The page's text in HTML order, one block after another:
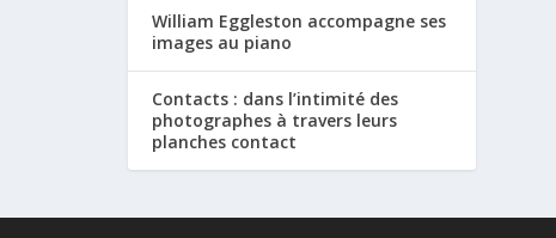
William Eggleston accompagne ses
images au piano
Contacts : dans l’intimité des
photographes à travers leurs
planches contact